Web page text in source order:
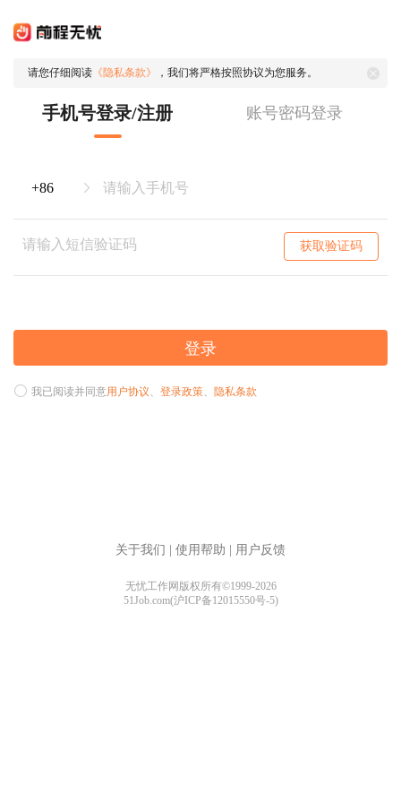
请您仔细阅读 《隐私条款》 ，我们将严格按照协议为您服务。
手机号登录/注册 账号密码登录
获取验证码
登录
我已阅读并同意用户协议、 登录政策、 隐私条款
关于我们 使用帮助 用户反馈
无忧工作网版权所有©1999-2026
51Job.com(沪ICP备12015550号-5)